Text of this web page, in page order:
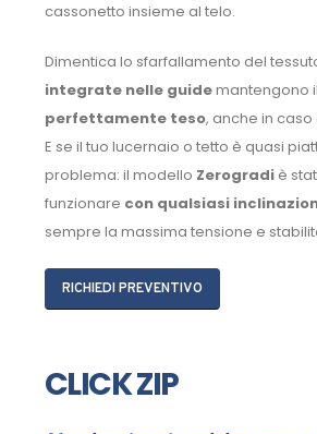
cassonetto insieme al telo.
Dimentica lo sfarfallamento del
integrate nelle guidemantengono
perfettamente teso, anche in caso
E se il tuo lucernaio o tetto è quasi
problema: il modello Zerogradiè
funzionare con qualsiasi
sempre la massima tensione e
RICHIEDI PREVENTIVO
CLICK ZIP